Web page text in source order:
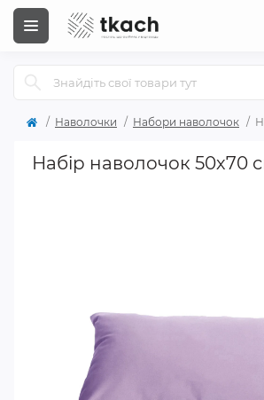
Наволочки Набори наволочок
Набір наволочок 50х70